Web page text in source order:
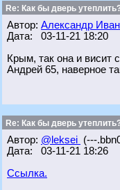
Re: Как бы дверь
Автор: Александр
Дата: 03-11-21 18:20
Крым, так она и висит
Андрей 65, наверное
Re: Как бы дверь
Автор: @leksei (---
Дата: 03-11-21 18:26
Ссылка.